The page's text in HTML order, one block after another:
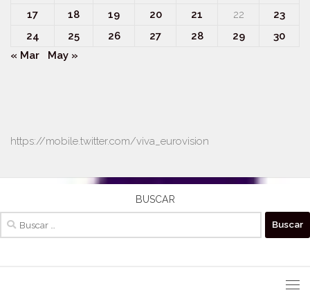
17
18 19 20 21 22
23
24
25 26 27 28 29
30
« Mar
May »
https://mobile.twitter.com/viva_eurovision
BUSCAR